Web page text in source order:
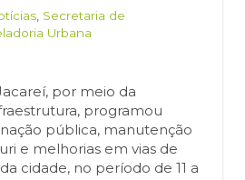
Secretaria de
Urbana
por meio da
programou
pública, manutenção
e melhorias em vias de
cidade, no período de 11 a